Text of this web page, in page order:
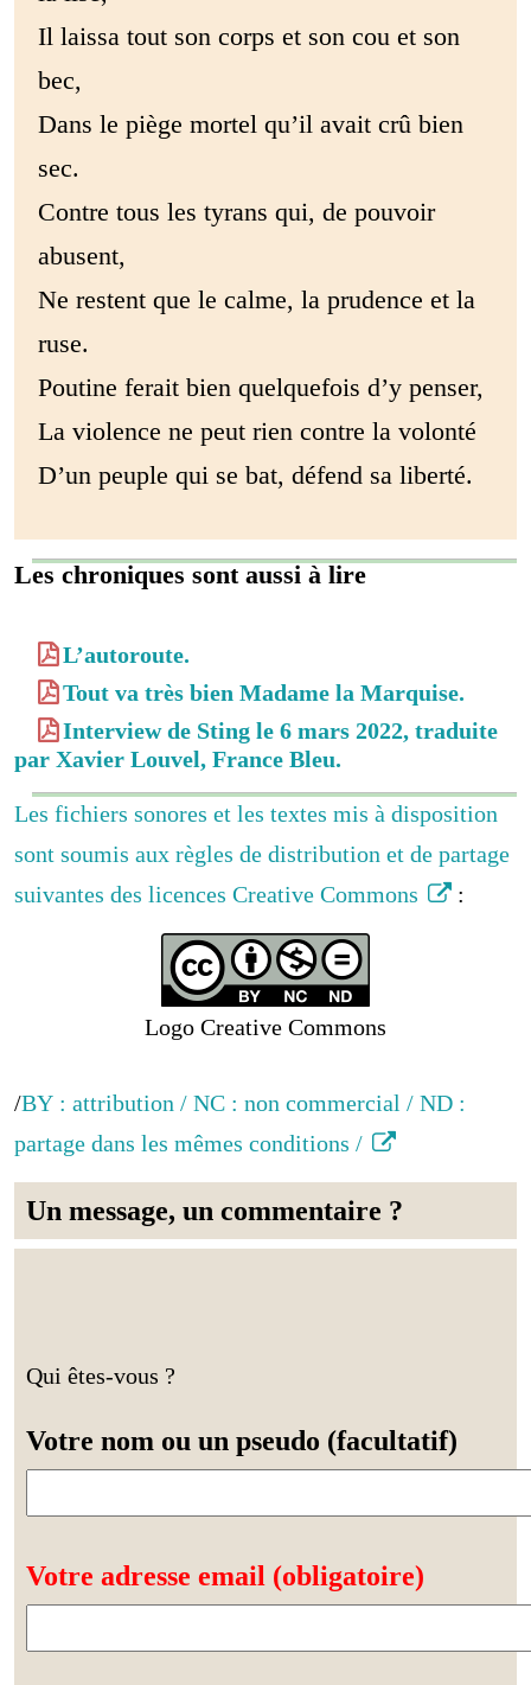
Il laissa tout son corps et son cou et son
bec,
Dans le piège mortel qu’il avait crû bien
sec.
Contre tous les tyrans qui, de pouvoir
abusent,
Ne restent que le calme, la prudence et la
ruse.
Poutine ferait bien quelquefois d’y penser,
La violence ne peut rien contre la volonté
D’un peuple qui se bat, défend sa liberté.
Les chroniques sont aussi à lire
L’autoroute.
Tout va très bien Madame la Marquise.
Interview de Sting le 6 mars 2022, traduite
par Xavier Louvel, France Bleu.
Les fichiers sonores et les textes mis à disposition
sont soumis aux règles de distribution et de partage
suivantes des licences Creative Commons
:
Logo Creative Commons
/BY : attribution / NC : non commercial / ND :
partage dans les mêmes conditions /
Un message, un commentaire ?
Qui êtes-vous ?
Votre nom ou un pseudo (facultatif)
Votre adresse email (obligatoire)